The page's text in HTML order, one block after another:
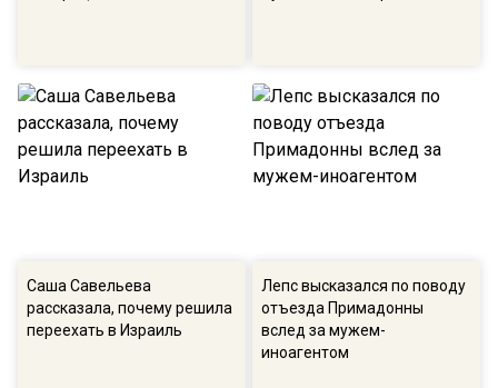
Саша Савельева
рассказала, почему решила
переехать в Израиль
Лепс высказался по поводу
отъезда Примадонны
вслед за мужем-
иноагентом